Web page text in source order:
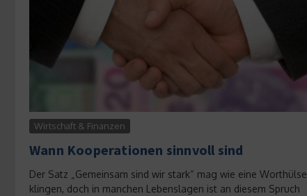
Wirtschaft & Finanzen
Wann Kooperationen sinnvoll sind
Der Satz „Gemeinsam sind wir stark“ mag wie eine Worthülse
klingen, doch in manchen Lebenslagen ist an diesem Spruch